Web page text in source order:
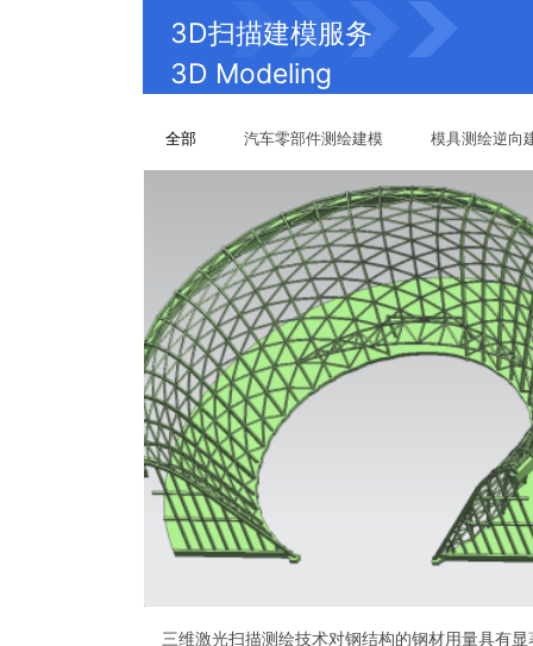
3D扫描建模服务
3D Modeling
全部 汽车零部件测绘建模 模具测绘逆向
三维激光扫描测绘技术对钢结构的钢材用量具有显